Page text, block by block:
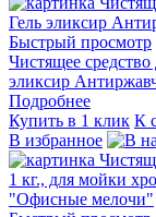
Быстрый просмотр
Чистящее
эликсир
Подробнее
Купить в 1 клик К
В избранное